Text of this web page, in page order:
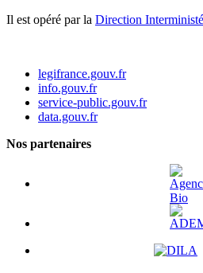
Il est opéré par la Direction
legifrance.gouv.fr
info.gouv.fr
service-public.gouv.fr
data.gouv.fr
Nos partenaires